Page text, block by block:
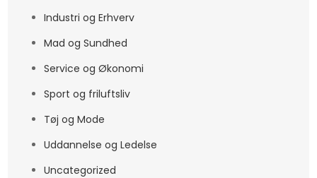
Industri og Erhverv
Mad og Sundhed
Service og Økonomi
Sport og friluftsliv
Tøj og Mode
Uddannelse og Ledelse
Uncategorized